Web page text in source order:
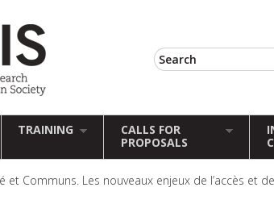
TRAINING
CALLS FOR
PROPOSALS
et Communs. Les nouveaux enjeux de l’accès et